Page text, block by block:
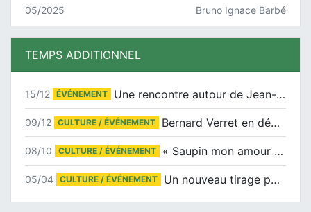
05/2025 Bruno Ignace Barbé
TEMPS ADDITIONNEL
15/12 ÉVÉNEMENT Une rencontre autour de Jean-Claude Suaudeau
09/12 CULTURE / ÉVÉNEMENT Bernard Verret en dédicaces le samedi 13 décembre à l’Espace Culturel Atlantis
08/10 CULTURE / ÉVÉNEMENT « Saupin mon amour » au salon du livre de Trentemoult
05/04 CULTURE / ÉVÉNEMENT Un nouveau tirage pour le Docu-BD